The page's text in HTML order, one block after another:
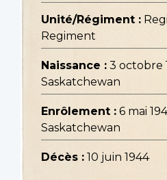
Unité/Régiment :
Regiment
Naissance : 3 octobre
Saskatchewan
Enrôlement : 6 mai
Saskatchewan
Décès : 10 juin 1944